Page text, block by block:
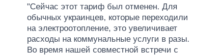
"Сейчас этот тариф был отменен. Для
обычных украинцев, которые переходили
на электроотопление, это увеличивает
расходы на коммунальные услуги в разы.
Во время нашей совместной встречи с